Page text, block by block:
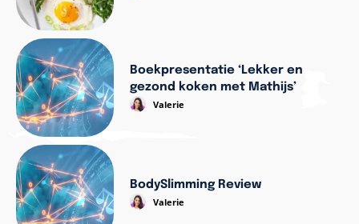
Boekpresentatie ‘Lekker en
gezond koken met Mathijs’
Valerie
BodySlimming Review
Valerie